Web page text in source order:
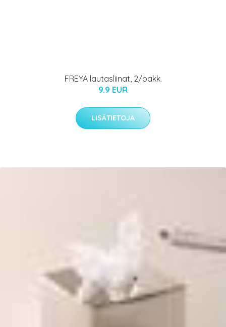
FREYA lautasliinat, 2/pakk.
9.9 EUR
LISÄTIETOJA